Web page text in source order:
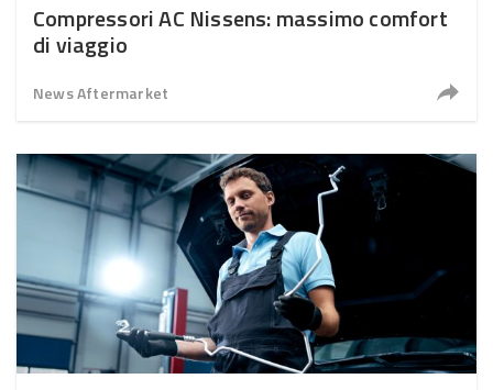
Compressori AC Nissens: massimo comfort
di viaggio
News Aftermarket